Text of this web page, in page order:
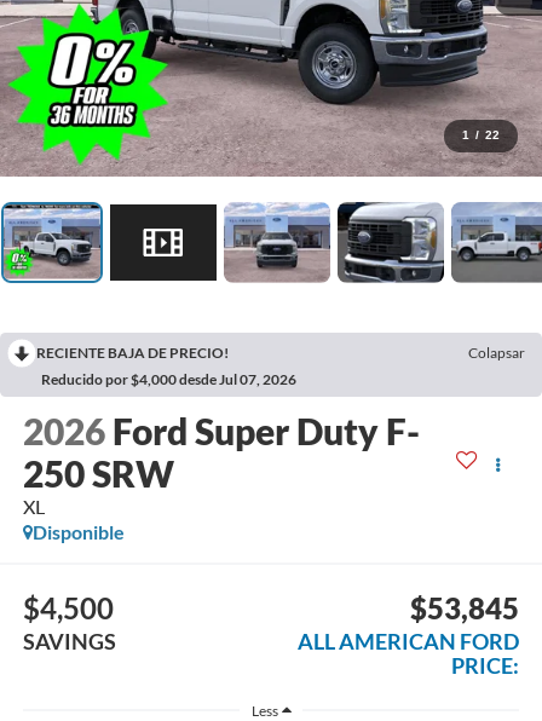
1 / 22
RECIENTE BAJA DE PRECIO!
Colapsar
Reducido por $4,000 desde Jul 07, 2026
2026 Ford Super Duty F-
250 SRW
XL
Disponible
$4,500
SAVINGS
$53,845
ALL AMERICAN FORD
PRICE:
Less